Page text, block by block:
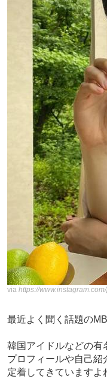
via https://
最近よく聞く話題の
韓国アイドルなどの有
プロフィールや自己紹
定着してきていますよ